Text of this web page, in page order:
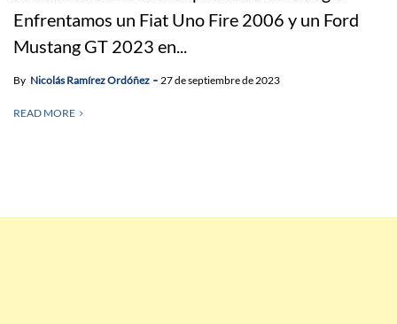
Enfrentamos un Fiat Uno Fire 2006 y un Ford
Mustang GT 2023 en...
By Nicolás Ramírez Ordóñez 27 de septiembre de 2023
READ MORE